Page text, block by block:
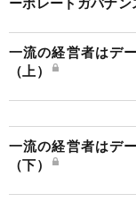
一流の経営者はデ
（上）
一流の経営者はデ
（下）